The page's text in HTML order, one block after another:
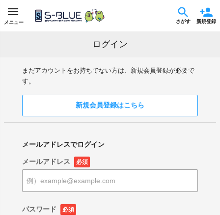
メニュー さがす 新規登録
ログイン
まだアカウントをお持ちでない方は、新規会員登録が必要で
す。
新規会員登録はこちら
メールアドレスでログイン
メールアドレス 必須
パスワード 必須